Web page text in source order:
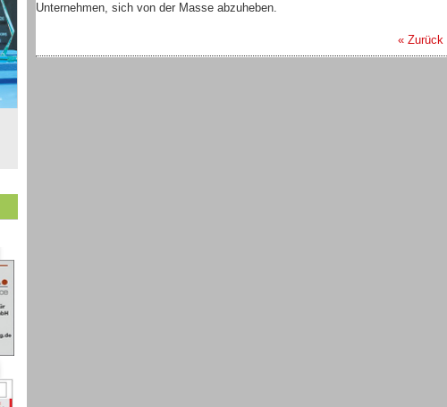
Unternehmen, sich von der Masse abzuheben.
« Zurück